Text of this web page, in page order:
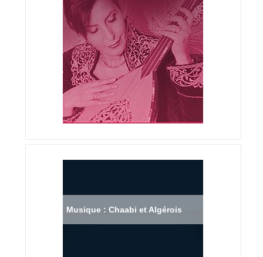
Musique : Chaabi et Algérois